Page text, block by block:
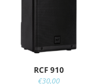
RCF 910
€30,00